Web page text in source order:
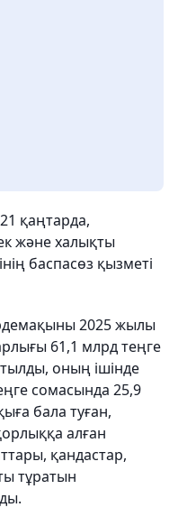
қаңтарда,
және халықты
баспасөз қызметі
2025 жылы
61,1 млрд теңге
оның ішінде
сомасында 25,9
бала туған,
алған
қандастар,
тұратын